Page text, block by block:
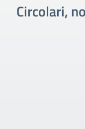
Circolari,